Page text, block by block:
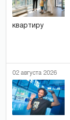
квартиру
02 августа 2026